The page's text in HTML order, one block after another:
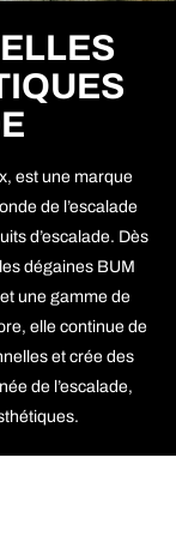
est une marque
de l’escalade
d’escalade. Dès
dégaines BUM
une gamme de
elle continue de
et crée des
de l’escalade,